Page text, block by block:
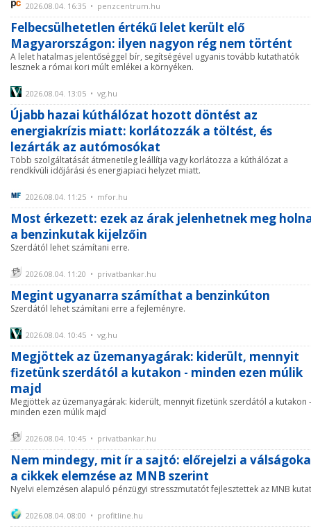
2026.08.04. 16:35 • penzcentrum.hu
Felbecsülhetetlen értékű lelet került elő
Magyarországon: ilyen nagyon rég nem történt
A lelet hatalmas jelentőséggel bír, segítségével ugyanis tovább kutathatók
lesznek a római kori múlt emlékei a környéken.
2026.08.04. 13:05 • vg.hu
Újabb hazai kúthálózat hozott döntést az
energiakrízis miatt: korlátozzák a töltést, és
lezárták az autómosókat
Több szolgáltatását átmenetileg leállítja vagy korlátozza a kúthálózat a
rendkívüli időjárási és energiapiaci helyzet miatt.
2026.08.04. 11:25 • mfor.hu
Most érkezett: ezek az árak jelenhetnek meg
a benzinkutak kijelzőin
Szerdától lehet számítani erre.
2026.08.04. 11:20 • privatbankar.hu
Megint ugyanarra számíthat a benzinkúton
Szerdától lehet számítani erre a fejleményre.
2026.08.04. 10:45 • vg.hu
Megjöttek az üzemanyagárak: kiderült, mennyit
fizetünk szerdától a kutakon - minden ezen múlik
majd
Megjöttek az üzemanyagárak: kiderült, mennyit fizetünk szerdától a kutakon -
minden ezen múlik majd
2026.08.04. 10:45 • privatbankar.hu
Nem mindegy, mit ír a sajtó: előrejelzi a
a cikkek elemzése az MNB szerint
Nyelvi elemzésen alapuló pénzügyi stresszmutatót fejlesztettek az MNB
2026.08.04. 08:00 • profitline.hu